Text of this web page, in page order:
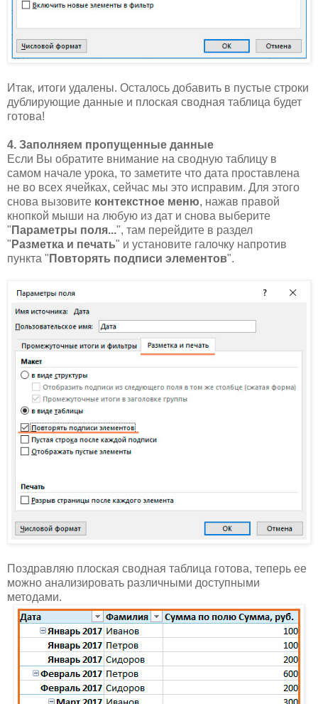
Итак, итоги удалены. Осталось добавить в пустые строки
дублирующие данные и плоская сводная таблица будет
готова!
4. Заполняем пропущенные данные
Если Вы обратите внимание на сводную таблицу в
самом начале урока, то заметите что дата проставлена
не во всех ячейках, сейчас мы это исправим. Для этого
снова вызовите контекстное меню, нажав правой
кнопкой мыши на любую из дат и снова выберите
" Параметры поля...", там перейдите в раздел
" Разметка и печать" и установите галочку напротив
пункта " Повторять подписи элементов".
Поздравляю плоская сводная таблица готова, теперь ее
можно анализировать различными доступными
методами.